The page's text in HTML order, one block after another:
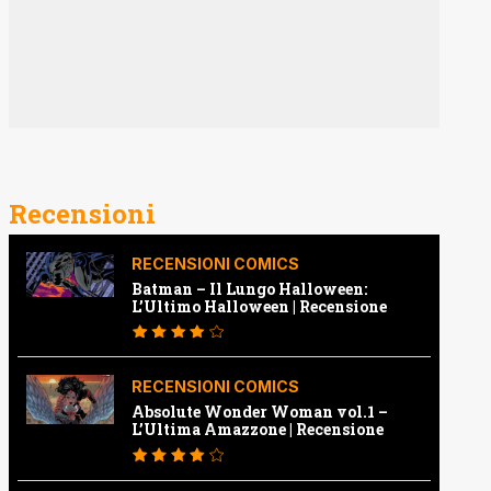
Recensioni
RECENSIONI COMICS
Batman – Il Lungo Halloween:
L’Ultimo Halloween | Recensione
RECENSIONI COMICS
Absolute Wonder Woman vol.1 –
L’Ultima Amazzone | Recensione